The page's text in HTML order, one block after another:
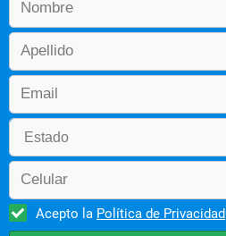
Acepto la Política de Privacidad